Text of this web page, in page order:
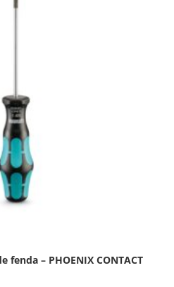
fenda – PHOENIX CONTACT